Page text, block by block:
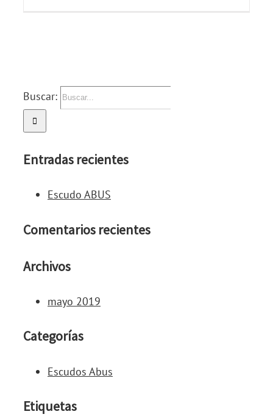
Buscar:
Entradas recientes
Escudo ABUS
Comentarios recientes
Archivos
mayo 2019
Categorías
Escudos Abus
Etiquetas